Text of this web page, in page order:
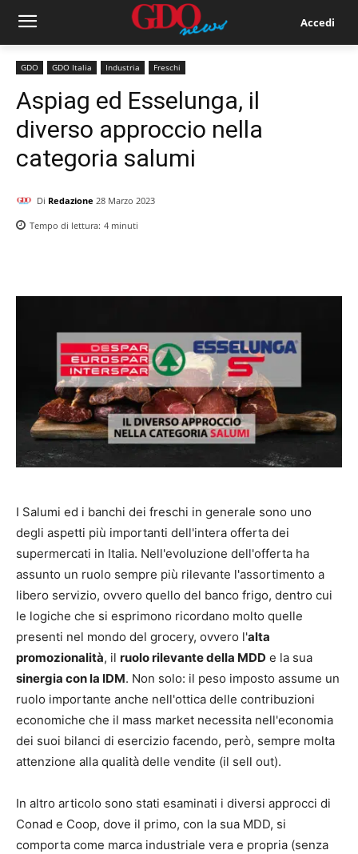
Accedi
GDO GDO Italia Industria Freschi
Aspiag ed Esselunga, il
diverso approccio nella
categoria salumi
Di Redazione 28 Marzo 2023
Tempo di lettura: 4 minuti
I Salumi ed i banchi dei freschi in generale sono uno
degli aspetti più importanti dell'intera offerta dei
supermercati in Italia. Nell'evoluzione dell'offerta ha
assunto un ruolo sempre più rilevante l'assortimento a
libero servizio, ovvero quello del banco frigo, dentro cui
le logiche che si esprimono ricordano molto quelle
presenti nel mondo del grocery, ovvero l'alta
promozionalità, il ruolo rilevante della MDD e la sua
sinergia con la IDM. Non solo: il peso imposto assume un
ruolo importante anche nell'ottica delle contribuzioni
economiche che il mass market necessita nell'economia
dei suoi bilanci di esercizio facendo, però, sempre molta
attenzione alla qualità delle vendite (il sell out).
In altro articolo sono stati esaminati i diversi approcci di
Conad e Coop, dove il primo, con la sua MDD, si
comporta come marca industriale vera e propria (senza